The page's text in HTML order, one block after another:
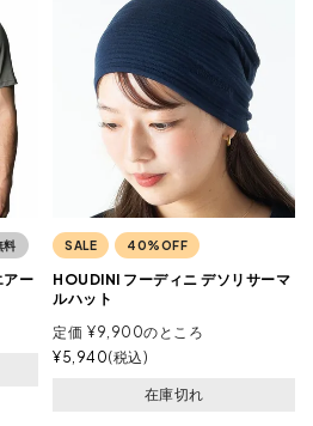
料
アー
SALE 40%OFF
HOUDINI フーディニ デソリサーマ
ルハット
定価 ¥9,900のところ
¥5,940 税込
在庫切れ